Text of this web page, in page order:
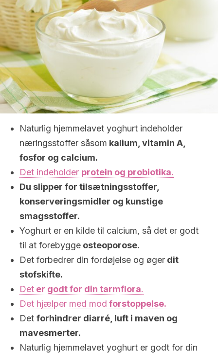
Naturlig hjemmelavet yoghurt indeholder
næringsstoffer såsom kalium, vitamin A,
fosfor og calcium.
Det indeholder protein og probiotika.
Du slipper for tilsætningsstoffer,
konserveringsmidler og kunstige
smagsstoffer.
Yoghurt er en kilde til calcium, så det er godt
til at forebygge osteoporose.
Det forbedrer din fordøjelse og øger dit
stofskifte.
Det er godt for din tarmflora.
Det hjælper med mod forstoppelse.
Det forhindrer diarré, luft i maven og
mavesmerter.
Naturlig hjemmelavet yoghurt er godt for din